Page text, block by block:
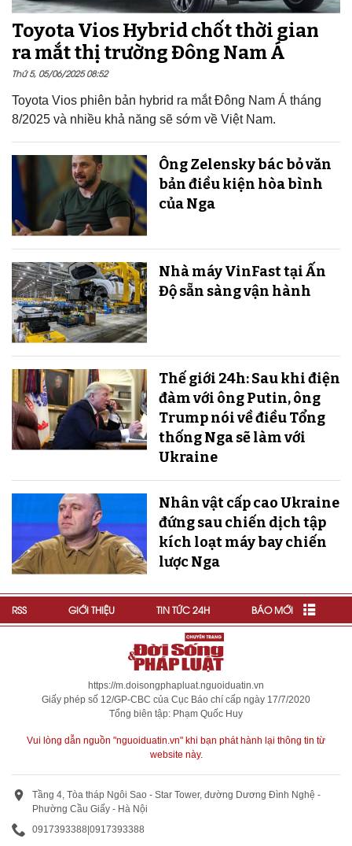
Toyota Vios Hybrid chốt thời gian
ra mắt thị trường Đông Nam Á
Thứ 5, 05/06/2025 08:52
Toyota Vios phiên bản hybrid ra mắt Đông Nam Á tháng
8/2025 và nhiều khả năng sẽ sớm về Việt Nam.
Ông Zelensky bác bỏ văn
bản điều kiện hòa bình
của Nga
Nhà máy VinFast tại Ấn
Độ sẵn sàng v​​​​​​​ận hành
Thế giới 24h: Sau khi điện
đàm với ông Putin, ông
Trump nói về điều Tổng
thống Nga sẽ làm với
Ukraine
Nhân vật cấp cao Ukraine
đứng sau chiến dịch tập
kích loạt máy bay chiến
lược Nga
RSS GIỚI THIỆU TIN TỨC 24H BÁO MỚI
https://m.doisongphapluat.nguoiduatin.vn
Giấy phép số 12/GP-CBC của Cục Báo chí cấp ngày 17/7/2020
Tổng biên tập: Phạm Quốc Huy
Vui lòng dẫn nguồn "nguoiduatin.vn" khi bạn phát hành lại thông tin từ
website này.
Tầng 4, Tòa tháp Ngôi Sao - Star Tower, đường Dương Đình Nghệ -
Phường Cầu Giấy - Hà Nội
0917393388|0917393388